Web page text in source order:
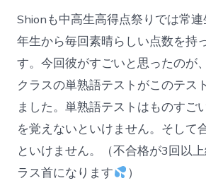
Shionも中高生高得点祭りでは常
年生から毎回素晴らしい点数を持
す。今回彼がすごいと思ったのが
クラスの単熟語テストがこのテス
ました。単熟語テストはものすご
を覚えないといけません。そして
といけません。（不合格が3回以
ラス首になります
）